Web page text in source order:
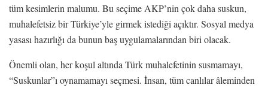
tüm kesimlerin malumu. Bu seçime AKP’nin çok daha suskun,
muhalefetsiz bir Türkiye’yle girmek istediği açıktır. Sosyal medya
yasası hazırlığı da bunun baş uygulamalarından biri olacak.
Önemli olan, her koşul altında Türk muhalefetinin susmamayı,
“Suskunlar”ı oynamamayı seçmesi. İnsan, tüm canlılar âleminden